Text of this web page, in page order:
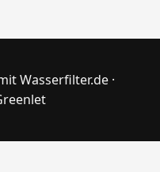
Wasserfilter.de ·